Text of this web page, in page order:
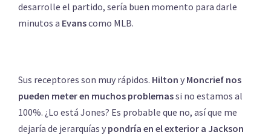
desarrolle el partido, sería buen momento para darle
minutos a Evanscomo MLB.
Sus receptores son muy rápidos. Hilton y Moncrief nos
pueden meter en muchos problemassi no estamos al
100%. ¿Lo está Jones? Es probable que no, así que me
dejaría de jerarquías y pondría en el exterior a Jackson